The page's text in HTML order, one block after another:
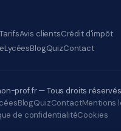
TarifsAvis clientsCrédit d'impôt
LycéesBlogQuizContact
prof.fr — Tous droits réservés
BlogQuizContactMentions
de confidentialitéCookies